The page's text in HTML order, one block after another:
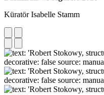
Küratör Isabelle Stamm